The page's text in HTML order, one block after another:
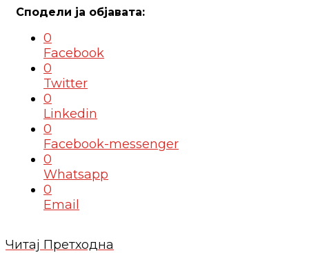
0
Facebook
0
Twitter
0
Linkedin
0
Facebook-messenger
0
Whatsapp
0
Email
Читај Претходна